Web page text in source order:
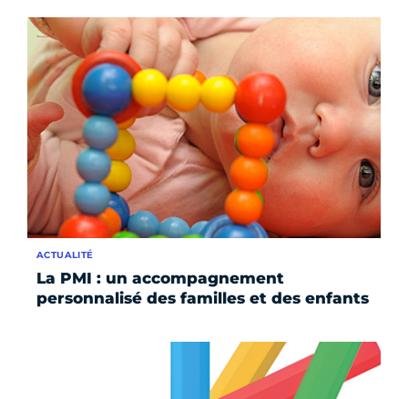
La PMI : un accompagnement
personnalisé des familles et des enfants
ACTUALITÉ